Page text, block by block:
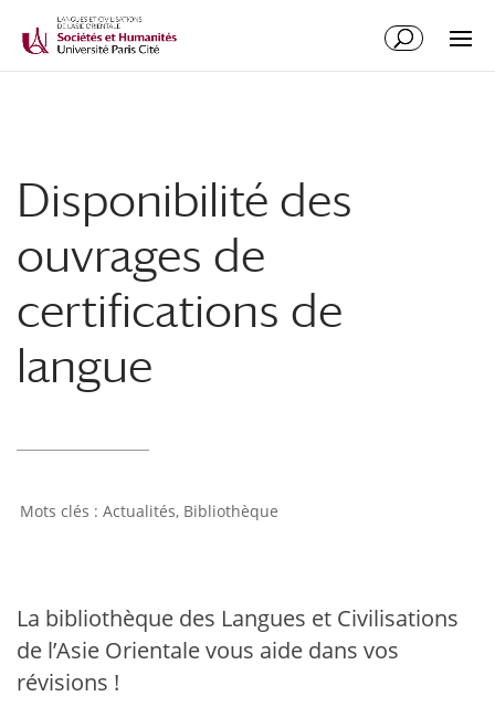
Disponibilité des
ouvrages de
certifications de
langue
Actualités, Bibliothèque
La bibliothèque des Langues et Civilisations
de l’Asie Orientale vous aide dans vos
révisions !